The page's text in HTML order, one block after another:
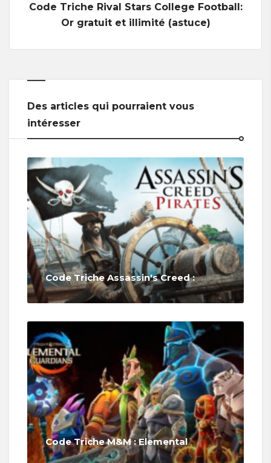
Code Triche Rival Stars College Football:
Or gratuit et illimité (astuce)
Des articles qui pourraient vous
intéresser
Code Triche Assassin's Creed :
Code Triche M&M : Elemental